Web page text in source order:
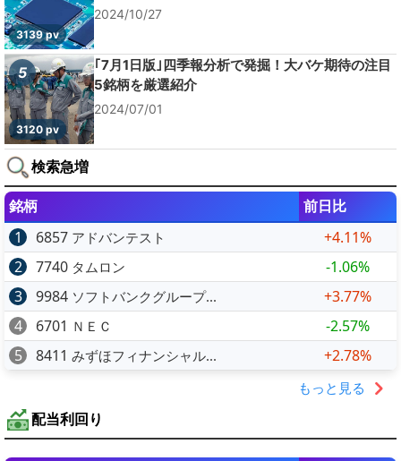
3139 pv
2024/10/27
5
3120 pv
｢7月1日版｣四季報分析で発掘！大バケ期待の注目
5銘柄を厳選紹介
2024/07/01
検索急増
銘柄
前日比
1
6857 アドバンテスト
+4.11%
2
7740 タムロン
-1.06%
3
9984 ソフトバンクグループ...
+3.77%
4
6701 ＮＥＣ
-2.57%
5
8411 みずほフィナンシャル... +2.78%
もっと見る
配当利回り